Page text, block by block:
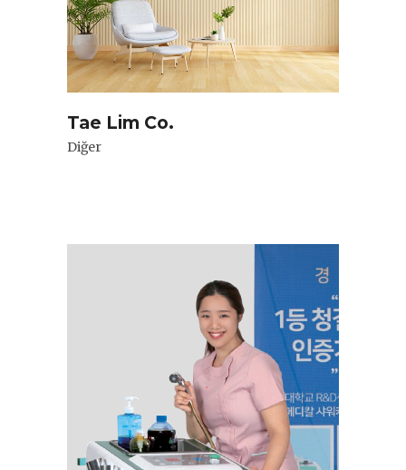
Tae Lim Co.
Diğer